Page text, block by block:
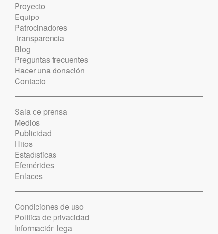
Proyecto
Equipo
Patrocinadores
Transparencia
Blog
Preguntas frecuentes
Hacer una donación
Contacto
Sala de prensa
Medios
Publicidad
Hitos
Estadísticas
Efemérides
Enlaces
Condiciones de uso
Política de privacidad
Información legal